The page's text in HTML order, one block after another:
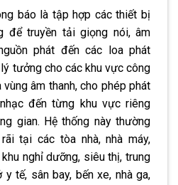
báo là tập hợp các thiết bị
để truyền tải giọng nói, âm
phát đến các loa phát
tưởng cho các khu vực công
âm thanh, cho phép phát
đến từng khu vực riêng
gian. Hệ thống này thường
tại các tòa nhà, nhà máy,
nghỉ dưỡng, siêu thị, trung
tế, sân bay, bến xe, nhà ga,